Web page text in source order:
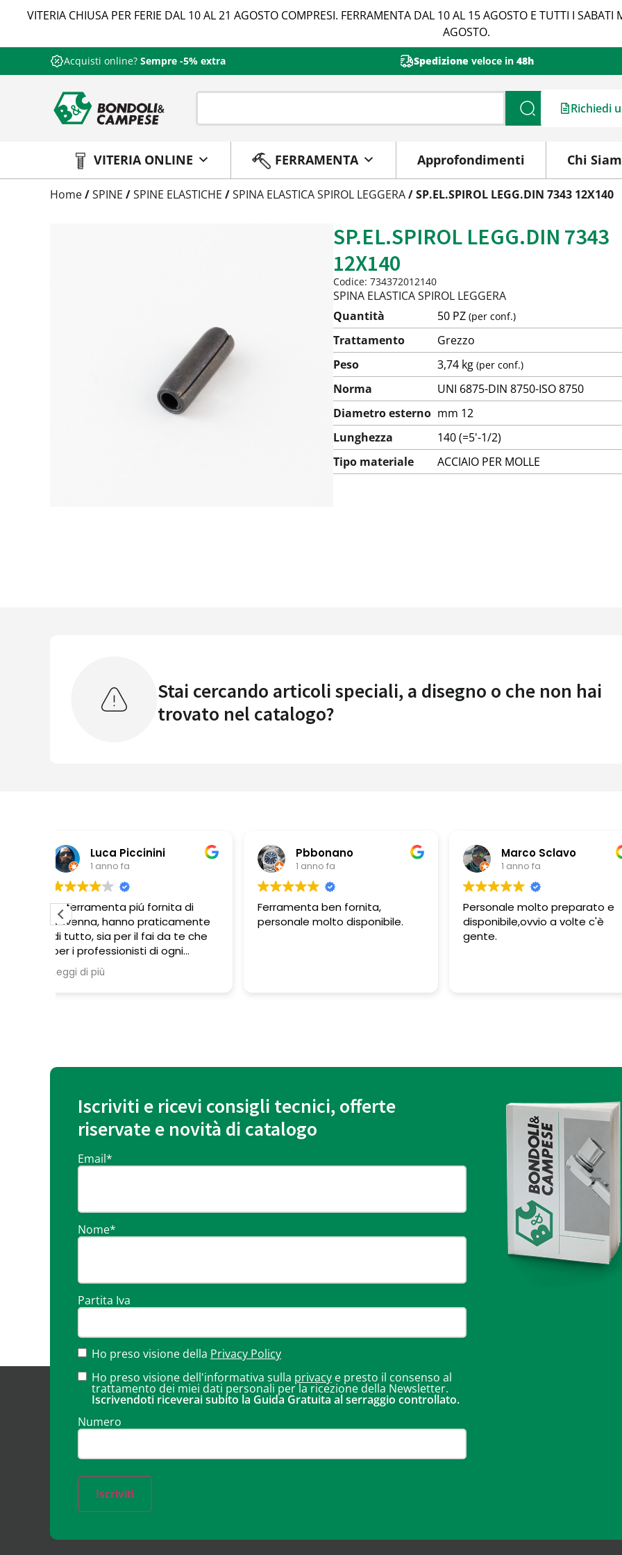
VITERIA CHIUSA PER FERIE DAL 10 AL 21 AGOSTO COMPRESI. FERRAMENTA DAL 10 AL 15 AGOSTO E TUTTI I
AGOSTO.
Acquisti online? Sempre -5% extra Spedizione veloce in 48h
Cerca Richiedi
VITERIA ONLINE FERRAMENTA Approfondimenti Chi
TrattamentoHome/SPINE /SPINE ELASTICHE /SPINA ELASTICA SPIROL LEGGERA/ SP.EL.SPIROL LEGG.DIN 7343 12X140
SP.EL.SPIROL LEGG.DIN 7343
12X140
Codice: 734372012140
SPINA ELASTICA SPIROL LEGGERA
Quantità
50 PZ (per conf.)
Trattamento
Grezzo
Peso
3,74 kg (per conf.)
Norma
UNI 6875-DIN 8750-ISO 8750
Diametro esterno mm 12
Lunghezza
140 (=5'-1/2)
Tipo materiale
ACCIAIO PER MOLLE
Stai cercando articoli speciali, a disegno o che non hai
trovato nel catalogo?
Pbbonano
1 anno fa
Ferramenta ben fornita,
personale molto disponibile.
Marco Sclavo
1 anno fa
Personale molto preparato e
disponibile,ovvio a volte c'è
Guerino Borda
1 anno fa
Personale molto
e gentile
Iscriviti e ricevi consigli tecnici, offerte
riservate e novità di catalogo
Email*
Nome*
Partita Iva
Ho preso visione della Privacy Policy
Ho preso visione dell'informativa sulla privacy e presto il consenso al
trattamento dei miei dati personali per la ricezione della Newsletter.
Iscrivendoti riceverai subito la Guida Gratuita al serraggio controllato.
Numero
Iscriviti